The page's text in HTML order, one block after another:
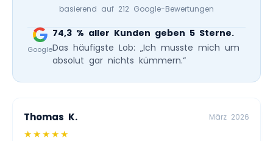
basierend auf 212 Google-Bewertungen
Google
74,3 % aller Kunden geben 5 Sterne.
Das häufigste Lob: „Ich musste mich um
absolut gar nichts kümmern.“
Thomas K. März 2026
★★★★★